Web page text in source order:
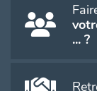
... ?